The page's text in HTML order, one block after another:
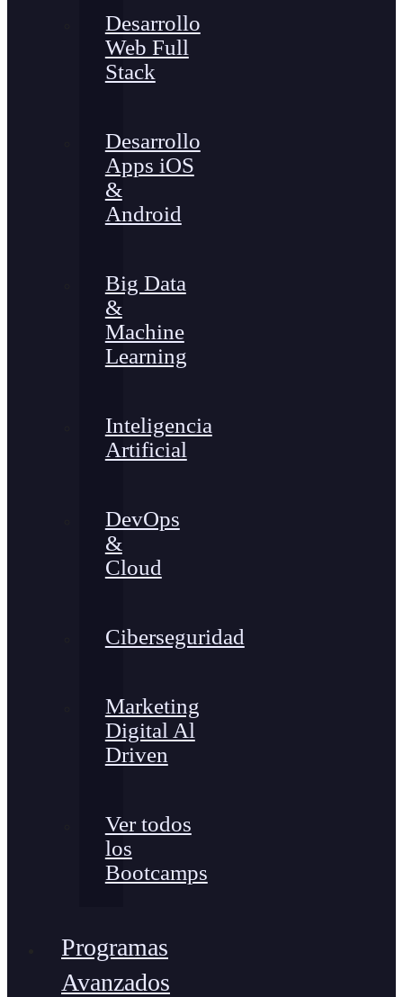
Desarrollo
Web Full
Stack
Desarrollo
Apps iOS
&
Android
Big Data
&
Machine
Learning
Inteligencia
Artificial
DevOps
&
Cloud
Ciberseguridad
Marketing
Digital Al
Driven
Ver todos
los
Bootcamps
Programas
Avanzados